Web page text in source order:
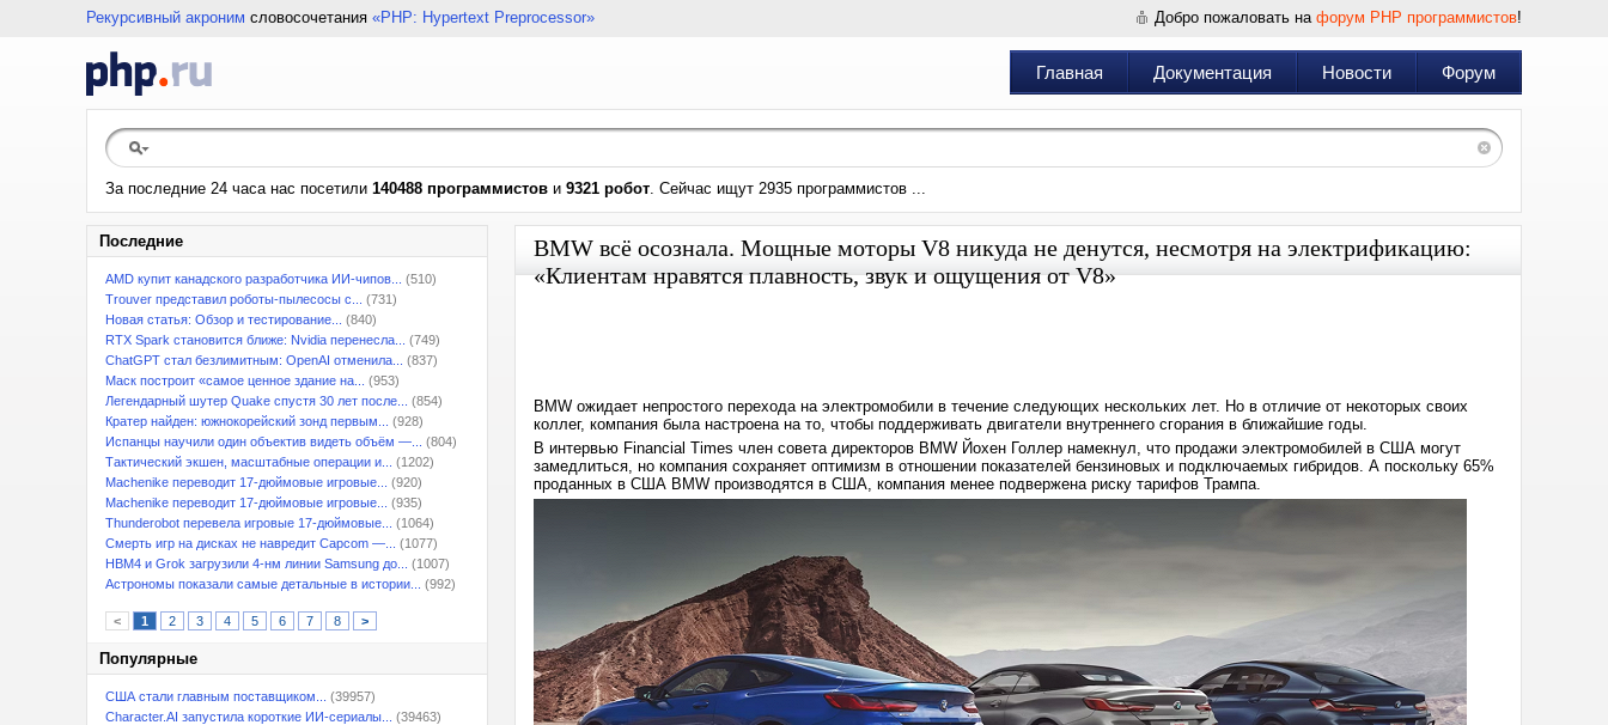
Рекурсивный акроним словосочетания «PHP: Hypertext Preprocessor» Добро пожаловать на форум PHP программистов!
Главная Документация Новости Форум
За последние 24 часа нас посетили 140488 программистов и 9321 робот. Сейчас ищут 2935 программистов ...
Последние
AMD купит канадского разработчика ИИ-чипов...
(510)
Trouver представил роботы-пылесосы с...
(731)
Новая статья: Обзор и тестирование...
(840)
RTX Spark становится ближе: Nvidia перенесла...
(749)
ChatGPT стал безлимитным: OpenAI отменила...
(837)
Маск построит «самое ценное здание на...
(953)
Легендарный шутер Quake спустя 30 лет после...
(854)
Кратер найден: южнокорейский зонд первым...
(928)
Испанцы научили один объектив видеть объём —...
(804)
Тактический экшен, масштабные операции и...
(1202)
Machenike переводит 17-дюймовые игровые...
(920)
Machenike переводит 17-дюймовые игровые...
(935)
Thunderobot перевела игровые 17-дюймовые...
(1064)
Смерть игр на дисках не навредит Capcom —...
(1077)
HBM4 и Grok загрузили 4-нм линии Samsung до...
(1007)
Астрономы показали самые детальные в истории...
(992)
< 1 2 3 4 5 6 7 8 >
Популярные
США стали главным поставщиком...
(39957)
Character.AI запустила короткие ИИ-сериалы...
(39463)
BMW всё осознала. Мощные моторы V8 никуда не денутся, несмотря на электрификацию:
«Клиентам нравятся плавность, звук и ощущения от V8»
BMW ожидает непростого перехода на электромобили в течение следующих нескольких лет. Но в отличие от некоторых своих
коллег, компания была настроена на то, чтобы поддерживать двигатели внутреннего сгорания в ближайшие годы.
В интервью Financial Times член совета директоров BMW Йохен Голлер намекнул, что продажи электромобилей в США могут
замедлиться, но компания сохраняет оптимизм в отношении показателей бензиновых и подключаемых гибридов. А поскольку 65%
проданных в США BMW производятся в США, компания менее подвержена риску тарифов Трампа.